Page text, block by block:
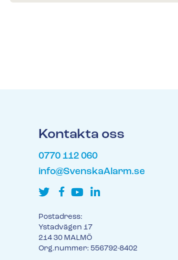
Kontakta oss
0770 112 060
info@SvenskaAlarm.se
Postadress:
Ystadvägen 17
214 30 MALMÖ
Org.nummer: 556792-8402